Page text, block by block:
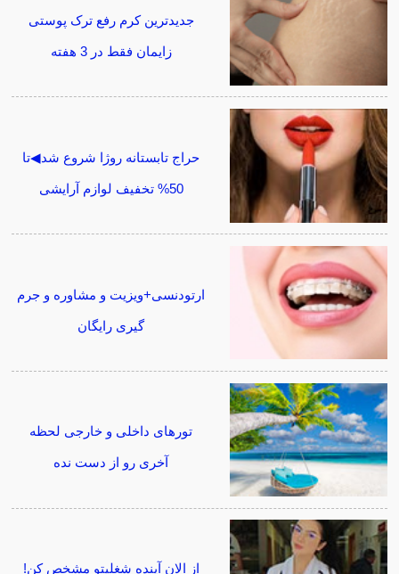
جدیدترین کرم رفع ترک پوستی
زایمان فقط در 3 هفته
حراج تابستانه روژا شروع شد◀تا
50% تخفیف لوازم آرایشی
ارتودنسی+ویزیت و مشاوره و جرم
گیری رایگان
تورهای داخلی و خارجی لحظه
آخری رو از دست نده
از الان آینده شغلیتو مشخص کن!